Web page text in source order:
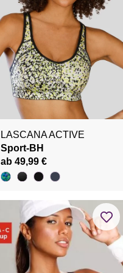
LASCANA ACTIVE
Sport-BH
ab 49,99 €